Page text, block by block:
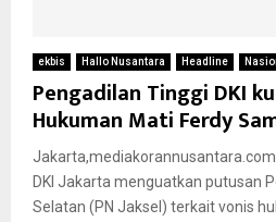
ekbis Hallo Nusantara Headline
Pengadilan Tinggi DKI
Hukuman Mati Ferdy
DKI Jakarta menguatkan putusan
Selatan (PN Jaksel) terkait vonis